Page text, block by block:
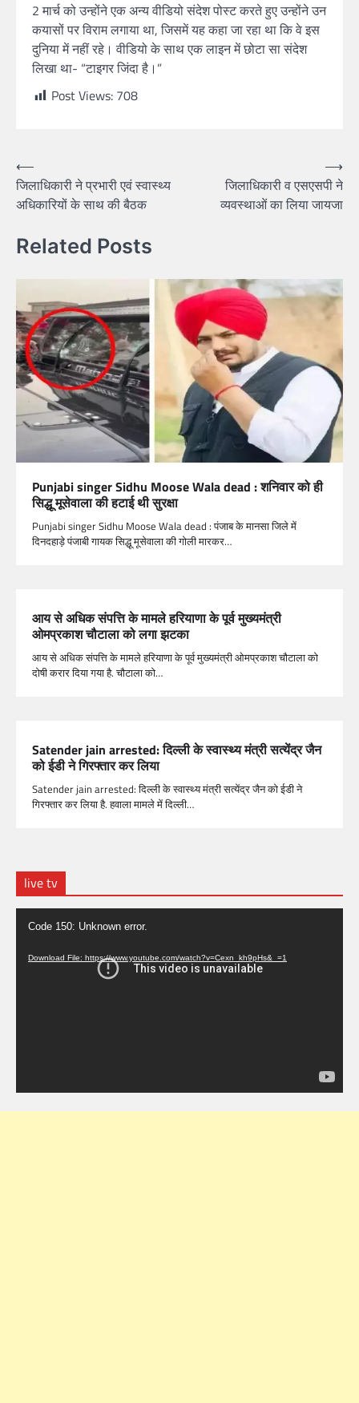
2 मार्च को उन्होंने एक अन्य वीडियो संदेश पोस्ट करते हुए उन्होंने उन
कयासों पर विराम लगाया था, जिसमें यह कहा जा रहा था कि वे इस
दुनिया में नहीं रहे। वीडियो के साथ एक लाइन में छोटा सा संदेश
लिखा था- “टाइगर जिंदा है।”
Post Views: 708
⟵
जिलाधिकारी ने प्रभारी एवं स्वास्थ्य
अधिकारियों के साथ की बैठक
जिलाधिकारी व एसएसपी ने
व्यवस्थाओं का लिया जायजा
⟶
Related Posts
Punjabi singer Sidhu Moose Wala dead : शनिवार को ही
सिद्धू मूसेवाला की हटाई थी सुरक्षा
Punjabi singer Sidhu Moose Wala dead : पंजाब के मानसा जिले में
दिनदहाड़े पंजाबी गायक सिद्धू मूसेवाला की गोली मारकर…
आय से अधिक संपत्ति के मामले हरियाणा के पूर्व मुख्यमंत्री
ओमप्रकाश चौटाला को लगा झटका
आय से अधिक संपत्ति के मामले हरियाणा के पूर्व मुख्यमंत्री ओमप्रकाश चौटाला को
दोषी करार दिया गया है. चौटाला को…
Satender jain arrested: दिल्ली के स्वास्थ्य मंत्री सत्येंद्र जैन
को ईडी ने गिरफ्तार कर लिया
Satender jain arrested: दिल्ली के स्वास्थ्य मंत्री सत्येंद्र जैन को ईडी ने
गिरफ्तार कर लिया है. हवाला मामले में दिल्ली…
live tv
Player
Code 150: Unknown error.
Download File: https://www.youtube.com/watch?v=Cexn_kh9pHs&_=1